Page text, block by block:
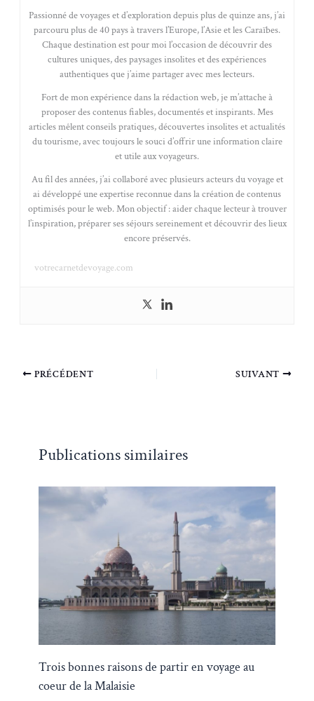
Passionné de voyages et d’exploration depuis plus de quinze ans, j’ai
parcouru plus de 40 pays à travers l’Europe, l’Asie et les Caraïbes.
Chaque destination est pour moi l’occasion de découvrir des
cultures uniques, des paysages insolites et des expériences
authentiques que j’aime partager avec mes lecteurs.
Fort de mon expérience dans la rédaction web, je m’attache à
proposer des contenus fiables, documentés et inspirants. Mes
articles mêlent conseils pratiques, découvertes insolites et actualités
du tourisme, avec toujours le souci d’offrir une information claire
et utile aux voyageurs.
Au fil des années, j’ai collaboré avec plusieurs acteurs du voyage et
ai développé une expertise reconnue dans la création de contenus
optimisés pour le web. Mon objectif : aider chaque lecteur à trouver
l’inspiration, préparer ses séjours sereinement et découvrir des lieux
encore préservés.
votrecarnetdevoyage.com
PRÉCÉDENT SUIVANT
Publications similaires
Trois bonnes raisons de partir en voyage au
coeur de la Malaisie